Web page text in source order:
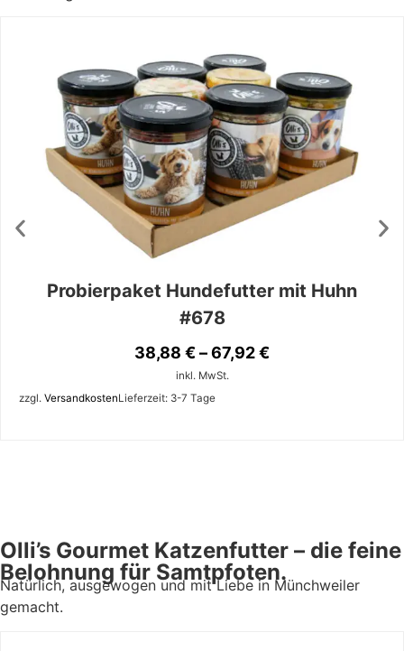
Probierpaket Hundefutter mit Huhn
#678
38,88 €–67,92€
inkl. MwSt.
zzgl. VersandkostenLieferzeit: 3-7 Tage
Olli’s Gourmet Katzenfutter – die feine
Belohnung für Samtpfoten.
Natürlich, ausgewogen und mit Liebe in Münchweiler
gemacht.